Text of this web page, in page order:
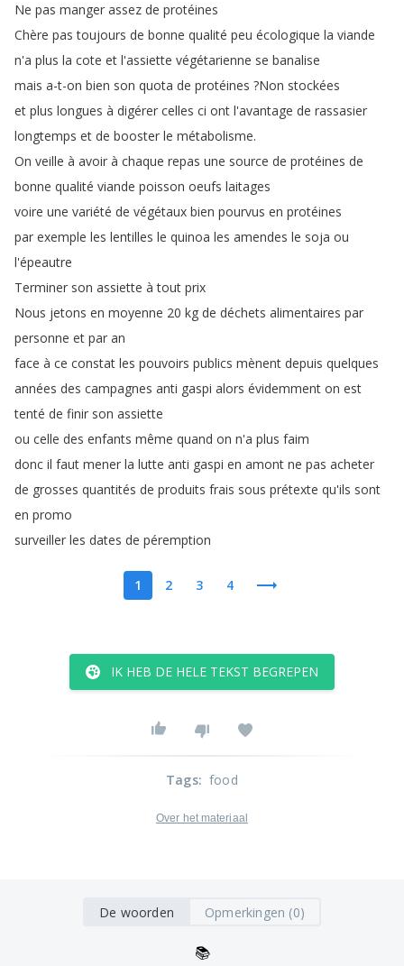
Ne pas manger assez de protéines
Chère pas toujours de bonne qualité peu écologique la viande
n'a plus la cote et l'assiette végétarienne se banalise
mais a-t-on bien son quota de protéines ?Non stockées
et plus longues à digérer celles ci ont l'avantage de rassasier
longtemps et de booster le métabolisme.
On veille à avoir à chaque repas une source de protéines de
bonne qualité viande poisson oeufs laitages
voire une variété de végétaux bien pourvus en protéines
par exemple les lentilles le quinoa les amendes le soja ou
l'épeautre
Terminer son assiette à tout prix
Nous jetons en moyenne 20 kg de déchets alimentaires par
personne et par an
face à ce constat les pouvoirs publics mènent depuis quelques
années des campagnes anti gaspi alors évidemment on est
tenté de finir son assiette
ou celle des enfants même quand on n'a plus faim
donc il faut mener la lutte anti gaspi en amont ne pas acheter
de grosses quantités de produits frais sous prétexte qu'ils sont
en promo
surveiller les dates de péremption
1 2 3 4
IK HEB DE HELE TEKST BEGREPEN
Tags: food
Over het materiaal
De woorden Opmerkingen (0)
📚